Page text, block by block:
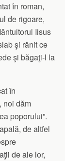
în roman,
de rigoare,
Iisus
şi rănit ce
şi băgaţi-l la
în
noi dăm
poporului”.
de altfel
de ale lor,